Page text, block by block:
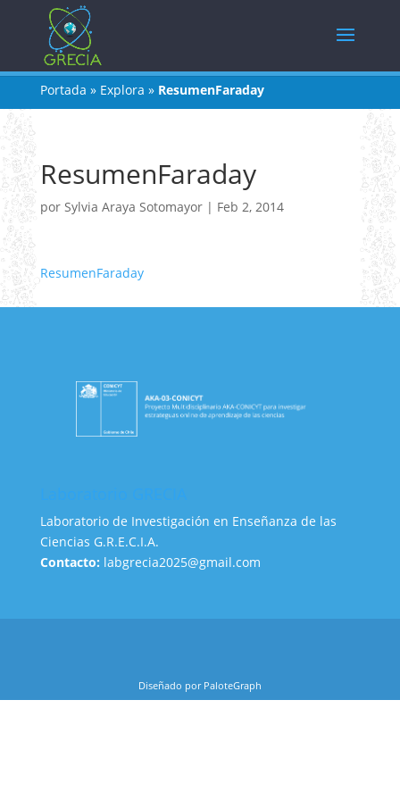
Portada » Explora » ResumenFaraday
ResumenFaraday
por Sylvia Araya Sotomayor| Feb 2, 2014
ResumenFaraday
Laboratorio de Investigación en Enseñanza de las
Ciencias G.R.E.C.I.A.
Contacto: labgrecia2025@gmail.com
Diseñado por PaloteGraph